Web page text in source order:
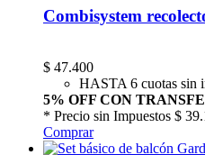
Combisystem
$ 47.400
HASTA 6 cuotas sin
5% OFF CON
* Precio sin Impuestos $
Comprar